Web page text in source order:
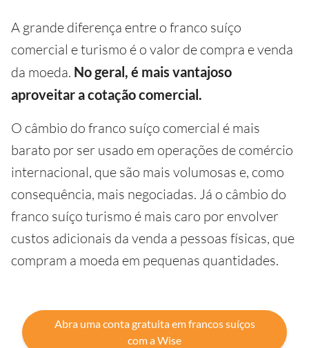
A grande diferença entre o franco suíço
comercial e turismo é o valor de compra e venda
da moeda. No geral, é mais vantajoso
aproveitar a cotação comercial.
O câmbio do franco suíço comercial é mais
barato por ser usado em operações de comércio
internacional, que são mais volumosas e, como
consequência, mais negociadas. Já o câmbio do
franco suíço turismo é mais caro por envolver
custos adicionais da venda a pessoas físicas, que
compram a moeda em pequenas quantidades.
Abra uma conta gratuita em francos suíços
com a Wise